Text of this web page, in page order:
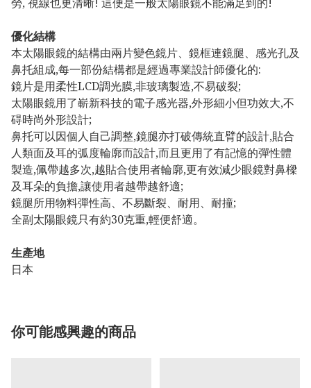
優化結構
本太陽眼鏡的結構由兩片變色鏡片、鏡框連鏡腿、感光孔及
鼻托組成,每一部份結構都是經過專業設計師優化的:
鏡片是用柔性LCD調光膜,非玻璃製造,不易破裂;
太陽眼鏡用了嶄新科技的電子感光器,外形細小但功效大,不
碍時尚外形設計;
鼻托可以因個人自己調整,鏡腿亦打破傳統直臂的設計,貼合
人類面及耳的弧度輪廓而設計,而且更用了有記憶的彈性體
製造,佩帶越多次,越貼合使用者輪廓,更有效減少眼鏡對鼻樑
及耳朵的負擔,讓使用者越帶越舒適;
鏡腿所用物料彈性高、不易斷裂、耐用、耐撞;
全副太陽眼鏡只有約30克重,輕便舒適。
生產地
日本
你可能感興趣的商品